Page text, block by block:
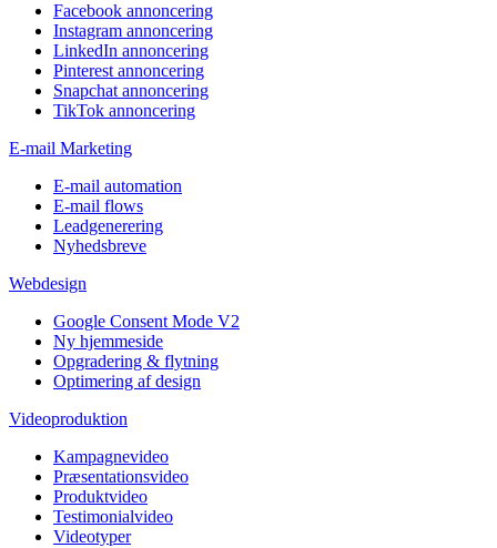
Facebook annoncering
Instagram annoncering
LinkedIn annoncering
Pinterest annoncering
Snapchat annoncering
TikTok annoncering
E-mail Marketing
E-mail automation
E-mail flows
Leadgenerering
Nyhedsbreve
Webdesign
Google Consent Mode V2
Ny hjemmeside
Opgradering & flytning
Optimering af design
Videoproduktion
Kampagnevideo
Præsentationsvideo
Produktvideo
Testimonialvideo
Videotyper